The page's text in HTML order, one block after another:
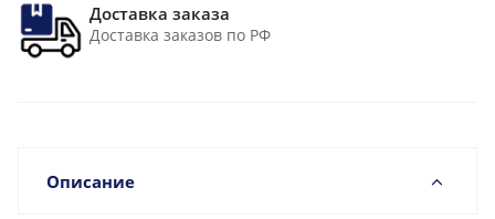
Доставка заказа
Доставка заказов по РФ
Описание